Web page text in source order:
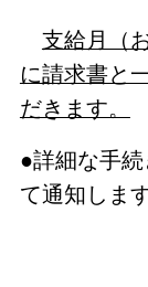
支給月（
に請求書と
だきます。
●詳細な手
て通知します